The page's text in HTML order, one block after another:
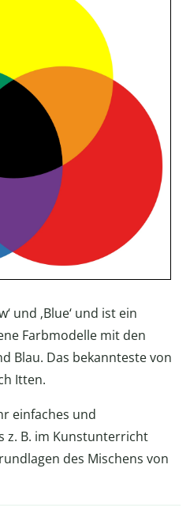
und ‚Blue‘ und ist ein
Farbmodelle mit den
Blau. Das bekannteste von
Itten.
einfaches und
z. B. im Kunstunterricht
des Mischens von